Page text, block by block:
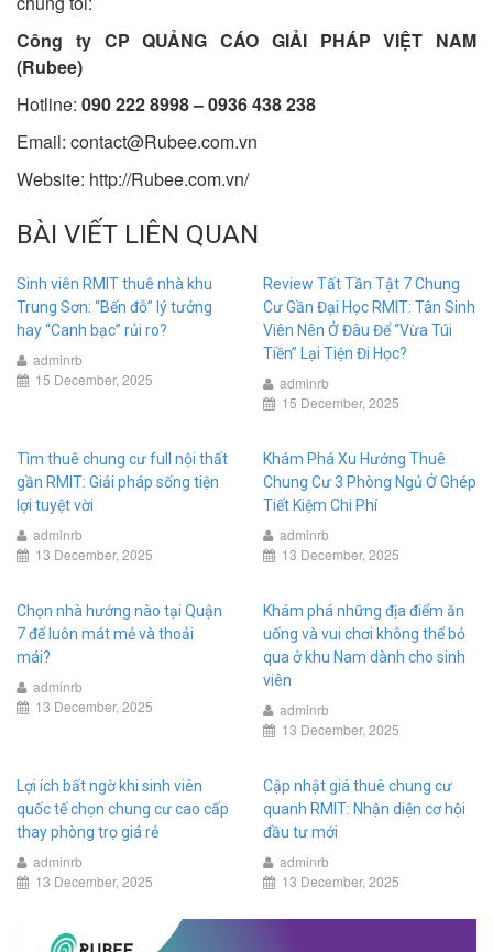
Công ty CP QUẢNG CÁO GIẢI PHÁP VIỆT NAM
(Rubee)
Hotline: 090 222 8998 – 0936 438 238
Email: contact@Rubee.com.vn
Website: http://Rubee.com.vn/
BÀI VIẾT LIÊN QUAN
Sinh viên RMIT thuê nhà khu
Trung Sơn: “Bến đỗ” lý tưởng
hay “Canh bạc” rủi ro?
adminrb
15 December, 2025
Review Tất Tần Tật 7 Chung
Cư Gần Đại Học RMIT: Tân Sinh
Viên Nên Ở Đâu Để “Vừa Túi
Tiền” Lại Tiện Đi Học?
adminrb
15 December, 2025
Tìm thuê chung cư full nội thất
gần RMIT: Giải pháp sống tiện
lợi tuyệt vời
adminrb
13 December, 2025
Khám Phá Xu Hướng Thuê
Chung Cư 3 Phòng Ngủ Ở Ghép
Tiết Kiệm Chi Phí
adminrb
13 December, 2025
Chọn nhà hướng nào tại Quận
7 để luôn mát mẻ và thoải
mái?
adminrb
13 December, 2025
Khám phá những địa điểm ăn
uống và vui chơi không thể bỏ
qua ở khu Nam dành cho sinh
viên
adminrb
13 December, 2025
Lợi ích bất ngờ khi sinh viên
quốc tế chọn chung cư cao cấp
thay phòng trọ giá rẻ
adminrb
13 December, 2025
Cập nhật giá thuê chung cư
quanh RMIT: Nhận diện cơ hội
đầu tư mới
adminrb
13 December, 2025